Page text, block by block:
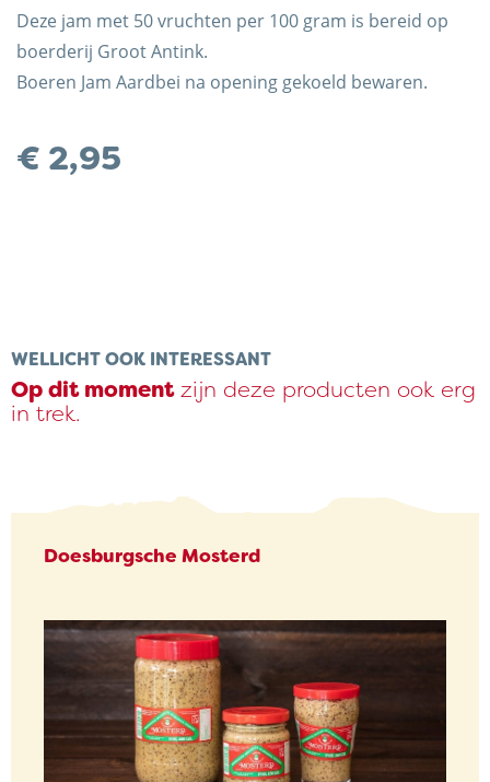
Trots op de Achterhoek! | © Kaasboerderij Weenink
2026 |Algemene voorwaarden|Verzending|
Deze jam met 50 vruchten per 100 gram is bereid op
boerderij Groot Antink.
Boeren Jam Aardbei na opening gekoeld bewaren.
€ 2,95
WELLICHT OOK INTERESSANT
Op dit momentzijn deze producten ook erg
in trek.
Doesburgsche Mosterd